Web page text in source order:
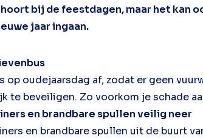
bij de feestdagen, maar het kan
jaar ingaan.
op oudejaarsdag af, zodat er geen
te beveiligen. Zo voorkom je schade
en brandbare spullen veilig neer
en brandbare spullen uit de buurt